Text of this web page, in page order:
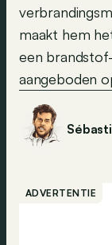
maakt hem
een
aangeboden
ADVERTENTIE